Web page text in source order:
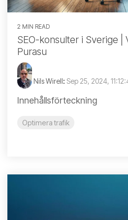
2 MIN READ
SEO-konsulter i Sverige |
Purasu
Nils Wirell: Sep 25, 2024,
Innehållsförteckning
Optimera trafik